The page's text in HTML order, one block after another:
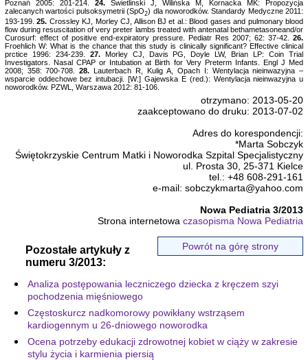
Poznań 2005: 201-214.
24. Świetlinski J, Wilińska M, Kornacka MK: Propozycja
zalecanych wartości pulsoksymetrii (SpO2) dla noworodków. Standardy Medyczne 2011:
193-199.25. Crossley KJ, Morley CJ, Allison BJ et al.: Blood gases and pulmonary blood
flow during resuscitation of very preter lambs treated with antenatal bethametasoneand/or
Curosurf: effect of positive end-expiratory pressure. Pediatr Res 2007; 62: 37-42.26.
Froehlich W: What is the chance that this study is clinically significant? Effective clinical
prctice 1996: 234-239. 27. Morley CJ, Davis PG, Doyle LW, Brian LP: Coin Trial
Investigators. Nasal CPAP or Intubation at Birth for Very Preterm Infants. Engl J Med
2008; 358: 700-708.28.Lauterbach R, Kulig A, Opach I: Wentylacja nieinwazyjna –
wsparcie oddechowe bez intubacji. [W:] Gajewska E (red.): Wentylacja nieinwazyjna u
noworodków. PZWL, Warszawa 2012: 81-106.
otrzymano: 2013-05-20
zaakceptowano do druku: 2013-07-02
Adres do korespondencji:
*Marta Sobczyk
Świętokrzyskie Centrum Matki i Noworodka Szpital Specjalistyczny
ul. Prosta 30, 25-371 Kielce
tel.: +48 608-291-161
e-mail: sobczykmarta@yahoo.com
Nowa Pediatria 3/2013
Strona internetowaczasopisma Nowa Pediatria
Powrót na górę strony
Pozostałe artykuły z
numeru 3/2013:
Analiza postępowania leczniczego dziecka z kręczem szyi
pochodzenia mięśniowego
Częstoskurcz nadkomorowy powikłany wstrząsem
kardiogennym u 26-dniowego noworodka
Ocena potrzeby edukacji zdrowotnej kobiet w ciąży w zakresie
stylu życia i karmienia piersią